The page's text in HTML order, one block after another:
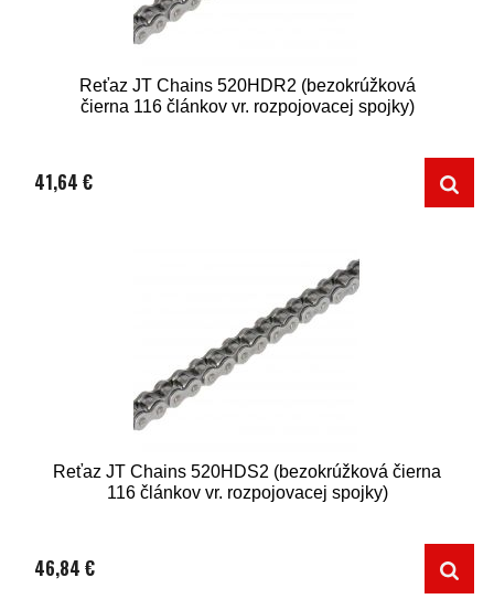
Reťaz JT Chains 520HDR2 (bezokrúžková
čierna 116 článkov vr. rozpojovacej spojky)
41,64 €
Reťaz JT Chains 520HDS2 (bezokrúžková čierna
116 článkov vr. rozpojovacej spojky)
46,84 €